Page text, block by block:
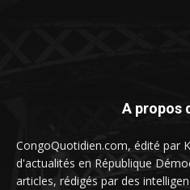
A propos
CongoQuotidien.com, édité par
d'actualités en République
articles, rédigés par des